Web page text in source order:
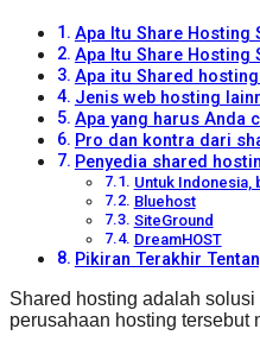
Apa Itu Share Hosting
Apa Itu Share Hosting
Apa itu Shared
Jenis web hosting
Apa yang harus Anda
Pro dan kontra dari
Penyedia shared
Untuk Indonesia,
Bluehost
SiteGround
DreamHOST
Pikiran Terakhir
Shared hosting adalah
perusahaan hosting tersebut